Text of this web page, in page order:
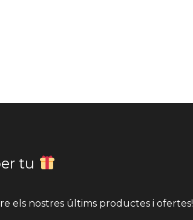
tu
els nostres últims productes i ofertes!